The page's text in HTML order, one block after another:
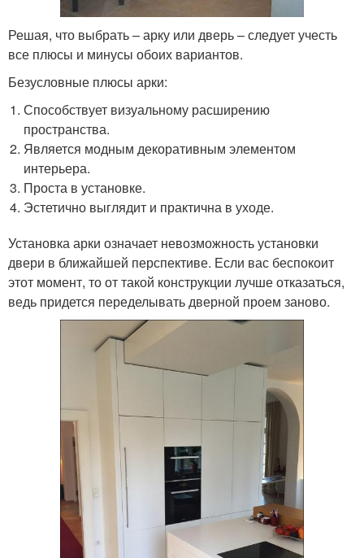
Решая, что выбрать – арку или дверь – следует учесть
все плюсы и минусы обоих вариантов.
Безусловные плюсы арки:
Способствует визуальному расширению
пространства.
Является модным декоративным элементом
интерьера.
Проста в установке.
Эстетично выглядит и практична в уходе.
Установка арки означает невозможность установки
двери в ближайшей перспективе. Если вас беспокоит
этот момент, то от такой конструкции лучше отказаться,
ведь придется переделывать дверной проем заново.